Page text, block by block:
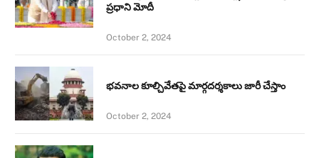
ప్రధాని మోదీ
October 2, 2024
భవనాల కూల్చివేతపై మార్గదర్శకాలు జారీ చేస్తాం
October 2, 2024